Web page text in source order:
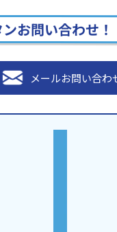
お問い合わせ！
メールお問い合わ